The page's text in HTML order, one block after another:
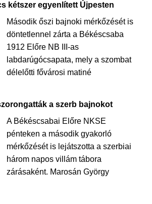
kétszer egyenlített Újpesten
Második őszi bajnoki mérkőzését is
döntetlennel zárta a Békéscsaba
1912 Előre NB III-as
labdarúgócsapata, mely a szombat
délelőtti fővárosi matiné
a szerb bajnokot
A Békéscsabai Előre NKSE
pénteken a második gyakorló
mérkőzését is lejátszotta a szerbiai
három napos villám tábora
zárásaként. Marosán György